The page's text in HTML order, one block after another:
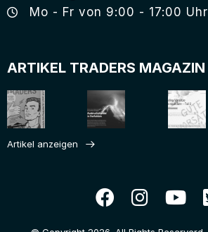
Mo - Fr von 9:00 - 17:00 Uhr
ARTIKEL TRADERS MAGAZIN
Artikel anzeigen